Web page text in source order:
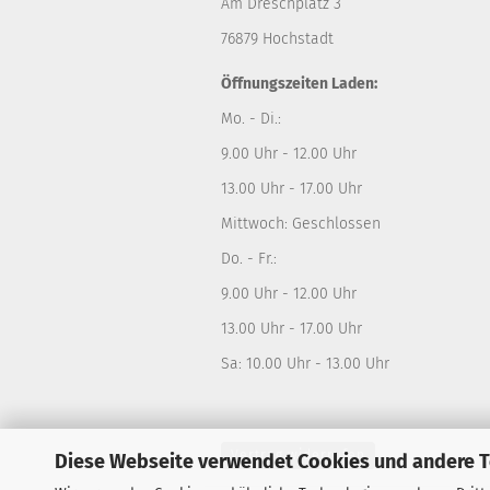
Diese Webseite verwendet Cookies und andere
Am Dreschplatz 3
76879 Hochstadt
Öffnungszeiten Laden:
Mo. - Di.:
9.00 Uhr - 12.00 Uhr
13.00 Uhr - 17.00 Uhr
Mittwoch: Geschlossen
Do. - Fr.:
9.00 Uhr - 12.00 Uhr
13.00 Uhr - 17.00 Uhr
Sa: 10.00 Uhr - 13.00 Uhr
Vertrag widerrufen